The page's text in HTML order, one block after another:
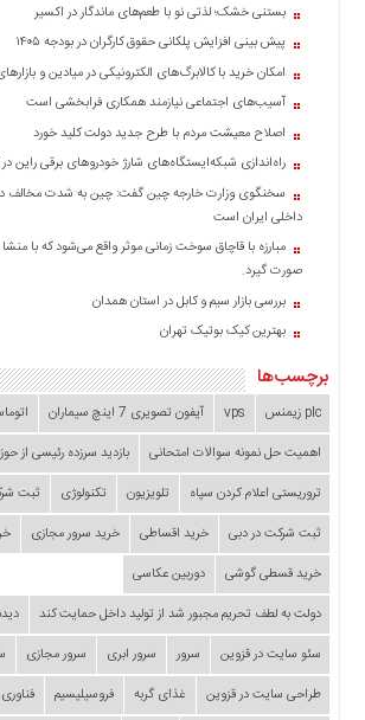
بستنی خشک؛ لذتی نو با طعم‌های ماندگار در اکسیر
پیش بینی افزایش پلکانی حقوق کارگران در بودجه ۱۴۰۵
امکان خرید با کالابرگ‌های الکترونیکی در میادین و
آسیب‌های اجتماعی نیازمند همکاری فرابخشی است
اصلاح معیشت مردم با طرح جدید دولت کلید خورد
راه‌اندازی شبکه‌ایستگاه‌های شارژ خودروهای برقی راین
سخنگوی وزارت خارجه چین گفت: چین به شدت مخالف
داخلی ایران است
مبارزه با قاچاق سوخت زمانی موثر واقع می‌شود که با
صورت گیرد.
بررسی بازار سیم و کابل در استان همدان
بهترین کیک بوتیک تهران
برچسب‌ها
plc زیمنس vps آیفون تصویری 7 اینچ سیماران
اهمیت حل نمونه سوالات امتحانی
بازدید سرزده‌ رئیسی از
تروریستی اعلام کردن سپاه
تلویزیون تکنولوژی
ثبت
ثبت شرکت در دبی
خرید اقساطی خرید سرور مجازی
خرید قسطی گوشی
دوربین عکاسی
دولت به لطف تحریم مجبور شد از تولید داخل حمایت کند
سئو سایت در قزوین
سرور سرور ابری سرور مجازی
طراحی سایت در قزوین
غذای گربه فروسیلیسیم
فناوری